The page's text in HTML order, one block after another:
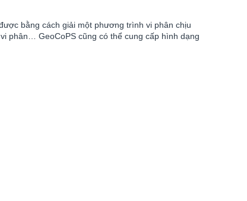
bằng cách giải một phương trình vi phân chịu
phân… GeoCoPS cũng có thể cung cấp hình dạng